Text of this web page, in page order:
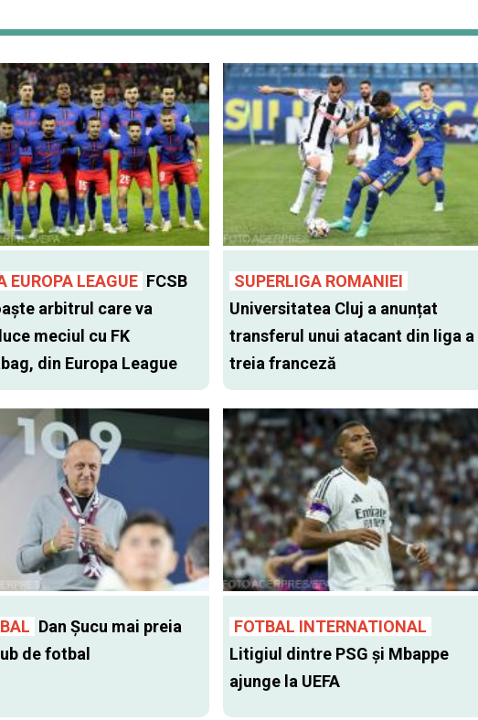
EUROPA LEAGUE FCSB
arbitrul care va
meciul cu FK
din Europa League
SUPERLIGA ROMANIEI
Universitatea Cluj a anunțat
transferul unui atacant din liga a
treia franceză
Dan Şucu mai preia
de fotbal
FOTBAL INTERNATIONAL
Litigiul dintre PSG şi Mbappe
ajunge la UEFA